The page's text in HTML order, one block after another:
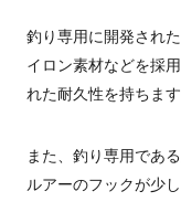
釣り専用に開発され
イロン素材などを採
れた耐久性を持ちます
また、釣り専用であ
ルアーのフックが少